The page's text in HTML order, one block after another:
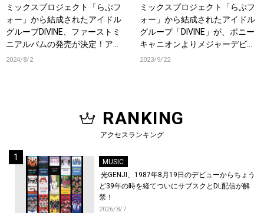
ミックスプロジェクト「らぶフ
ォー」から結成されたアイドル
グループDIVINE、ファーストミ
ニアルバムの発売が決定！アル
バムタイトルを冠したライブも
2024/8/2
ミックスプロジェクト「らぶフ
ォー」から結成されたアイドル
グループ「DIVINE」が、ポニー
キャニオンよりメジャーデビュ
ー決定！
2023/9/22
RANKING
アクセスランキング
MUSIC
光GENJI、1987年8月19日のデビューからちょう
ど39年の時を経てついにサブスクとDL配信が解
禁！
2026/8/7